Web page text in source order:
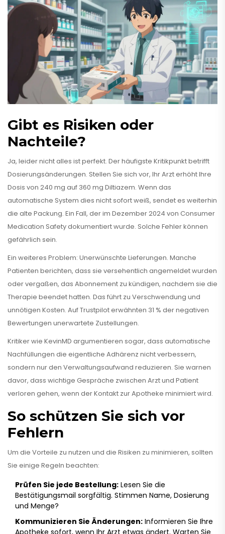
Gibt es Risiken oder
Nachteile?
Ja, leider nicht alles ist perfekt. Der häufigste Kritikpunkt betrifft
Dosierungsänderungen. Stellen Sie sich vor, Ihr Arzt erhöht Ihre
Dosis von 240 mg auf 360 mg Diltiazem. Wenn das
automatische System dies nicht sofort weiß, sendet es weiterhin
die alte Packung. Ein Fall, der im Dezember 2024 von Consumer
Medication Safety dokumentiert wurde. Solche Fehler können
gefährlich sein.
Ein weiteres Problem: Unerwünschte Lieferungen. Manche
Patienten berichten, dass sie versehentlich angemeldet wurden
oder vergaßen, das Abonnement zu kündigen, nachdem sie die
Therapie beendet hatten. Das führt zu Verschwendung und
unnötigen Kosten. Auf Trustpilot erwähnten 31 % der negativen
Bewertungen unerwartete Zustellungen.
Kritiker wie KevinMD argumentieren sogar, dass automatische
Nachfüllungen die eigentliche Adhärenz nicht verbessern,
sondern nur den Verwaltungsaufwand reduzieren. Sie warnen
davor, dass wichtige Gespräche zwischen Arzt und Patient
verloren gehen, wenn der Kontakt zur Apotheke minimiert wird.
So schützen Sie sich vor
Fehlern
Um die Vorteile zu nutzen und die Risiken zu minimieren, sollten
Sie einige Regeln beachten:
Prüfen Sie jede Bestellung: Lesen Sie die
Bestätigungsmail sorgfältig. Stimmen Name, Dosierung
und Menge?
Kommunizieren Sie Änderungen: Informieren Sie Ihre